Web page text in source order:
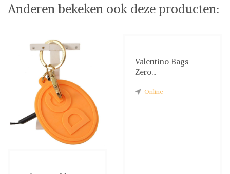
Anderen bekeken ook deze producten:
Valentino Bags
Zero...
Online